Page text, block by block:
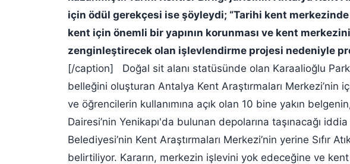
için ödül gerekçesi ise şöyleydi; “Tarihi kent
kent için önemli bir yapının korunması ve kent
zenginleştirecek olan işlevlendirme projesi nedeniyle
[/caption] Doğal sit alanı statüsünde olan Karaalioğlu
belleğini oluşturan Antalya Kent Araştırmaları Merkezi’nin
ve öğrencilerin kullanımına açık olan 10 bine yakın
Dairesi’nin Yenikapı'da bulunan depolarına taşınacağı
Belediyesi’nin Kent Araştırmaları Merkezi’nin yerine Sıfır
belirtiliyor. Kararın, merkezin işlevini yok edeceğine ve